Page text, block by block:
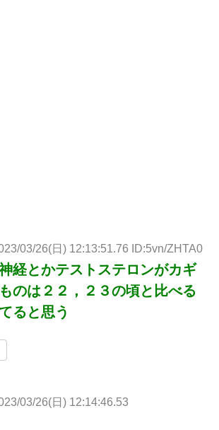
03/26(日) 12:13:51.76 ID:5vn/ZHTA0
経とかテストステロンがカギ
のは２２，２３の頃と比べる
ると思う
03/26(日) 12:14:46.53